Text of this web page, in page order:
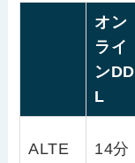
オン
ライ
ンDD
L
ALTE
14分